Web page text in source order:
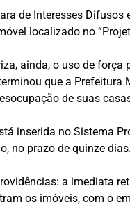
de Interesses
localizado no
ainda, o uso de
que a
de suas
inserida no Sistema
no prazo de quinze
a imediata
os imóveis, com o